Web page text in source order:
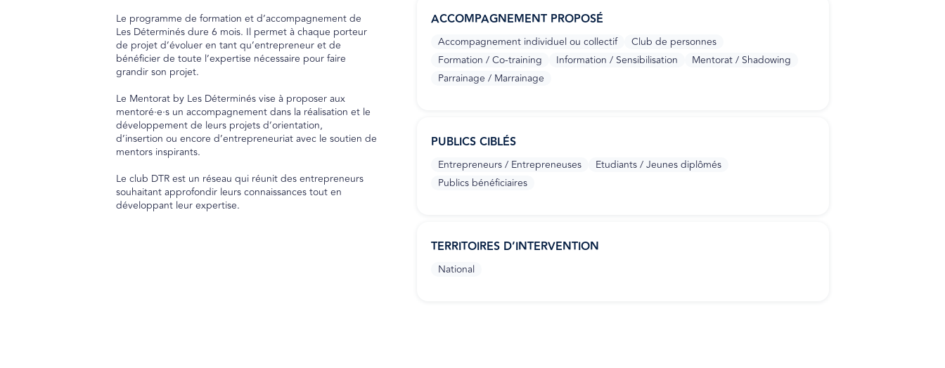
Le programme de formation et d’accompagnement de
Les Déterminés dure 6 mois. Il permet à chaque porteur
de projet d’évoluer en tant qu’entrepreneur et de
bénéficier de toute l’expertise nécessaire pour faire
grandir son projet.
Le Mentorat by Les Déterminés vise à proposer aux
mentoré·e·s un accompagnement dans la réalisation et le
développement de leurs projets d’orientation,
d’insertion ou encore d’entrepreneuriat avec le soutien de
mentors inspirants.
Le club DTR est un réseau qui réunit des entrepreneurs
souhaitant approfondir leurs connaissances tout en
développant leur expertise.
ACCOMPAGNEMENT PROPOSÉ
Accompagnement individuel ou collectif
Club de personnes
Formation / Co-training
Information / Sensibilisation
Mentorat / Shadowing
Parrainage / Marrainage
PUBLICS CIBLÉS
Entrepreneurs / Entrepreneuses
Etudiants / Jeunes diplômés
Publics bénéficiaires
TERRITOIRES D’INTERVENTION
National